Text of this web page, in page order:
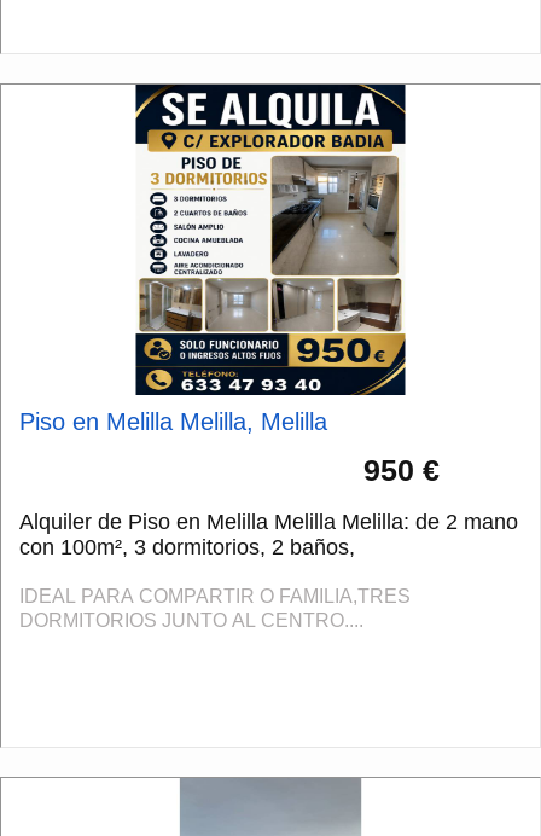
Piso en Melilla Melilla, Melilla
950 €
Alquiler de Piso en Melilla Melilla Melilla: de 2 mano
con 100m², 3 dormitorios, 2 baños,
IDEAL PARA COMPARTIR O FAMILIA,TRES
DORMITORIOS JUNTO AL CENTRO....